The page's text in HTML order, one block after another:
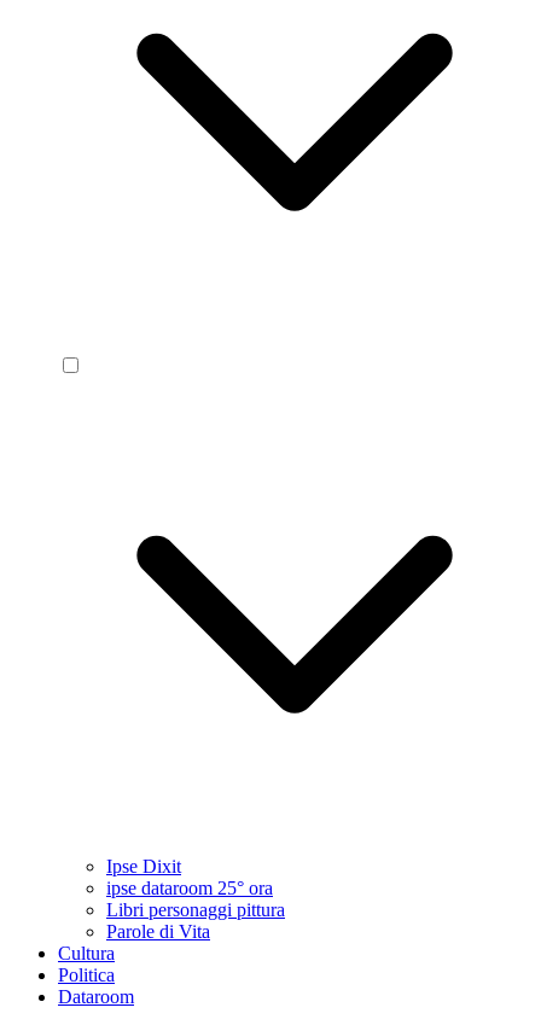
Ipse Dixit
ipse dataroom 25° ora
Libri personaggi pittura
Parole di Vita
Cultura
Politica
Dataroom